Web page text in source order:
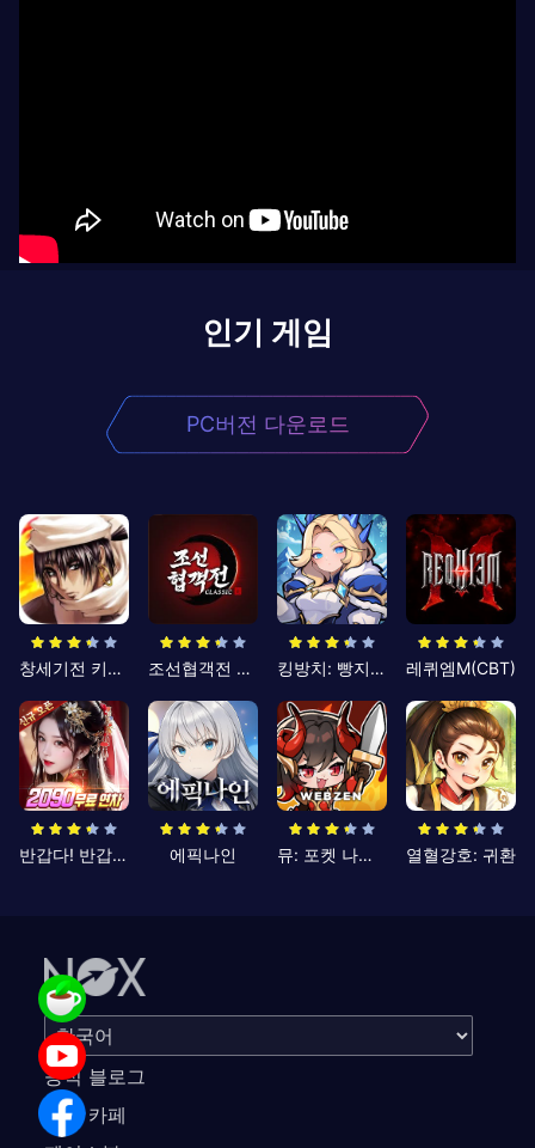
인기 게임
PC버전 다운로드
창세기전 키우기 조선협객전 클래식 킹방치: 빵지의 제왕 레퀴엠M(CBT)
반갑다! 반갑삼국지 에픽나인 뮤: 포켓 나이츠 열혈강호: 귀환
공식 블로그
공식 카페